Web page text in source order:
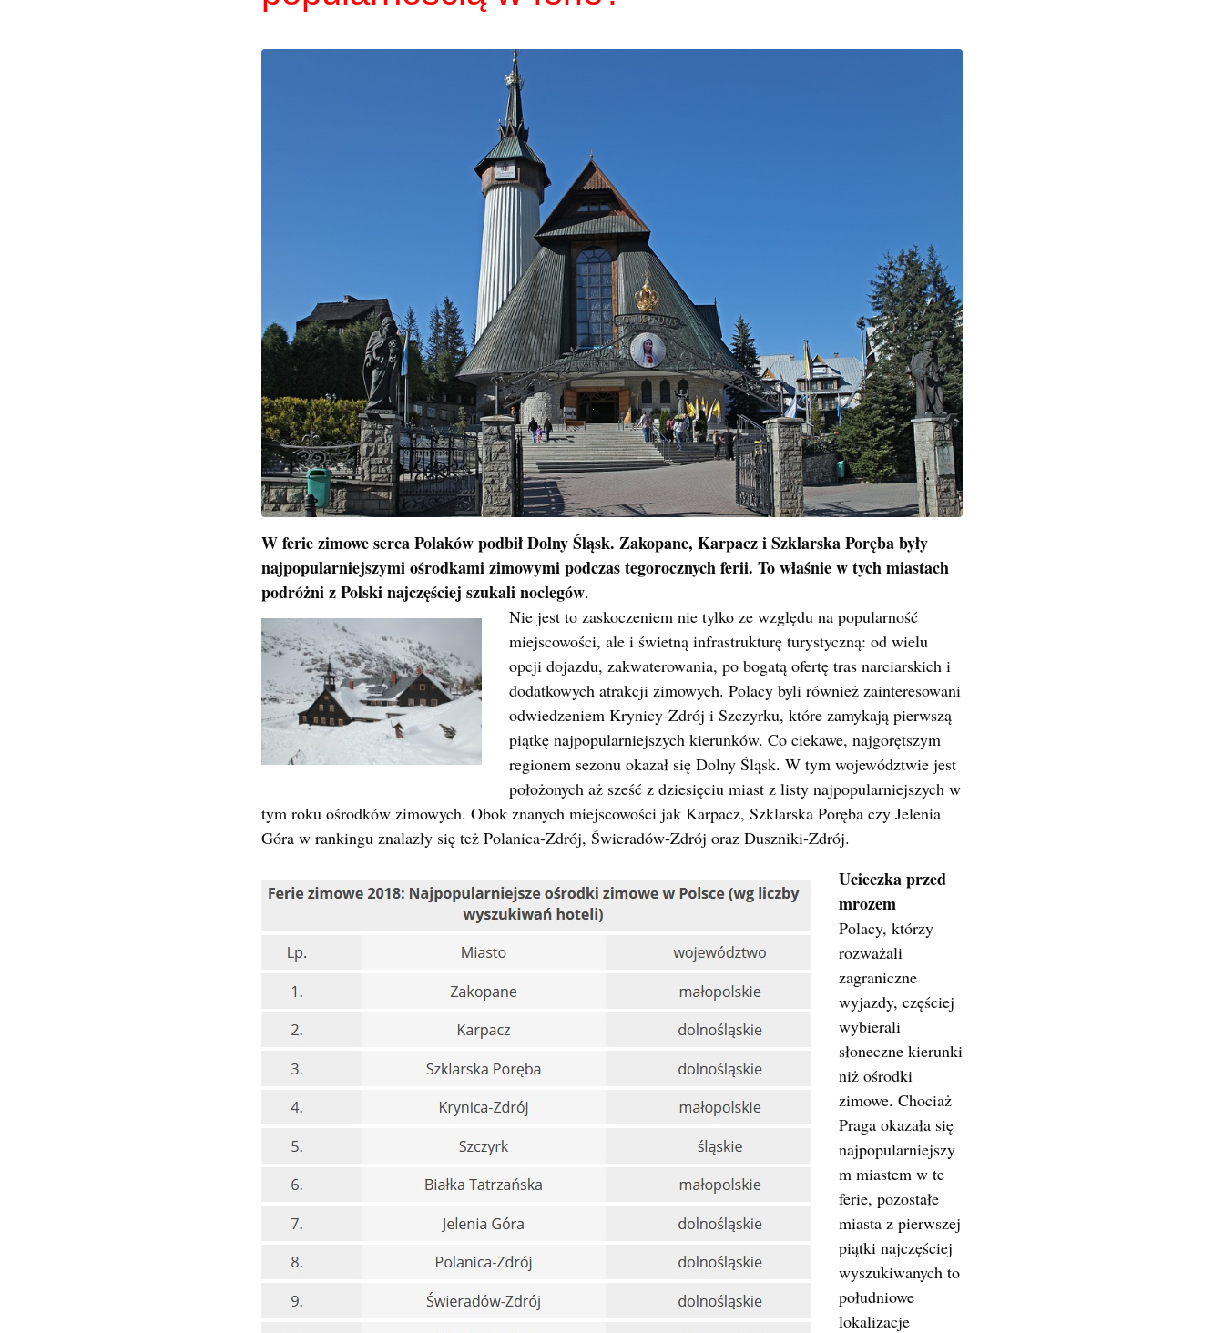
W ferie zimowe serca Polaków podbił Dolny Śląsk. Zakopane, Karpacz i Szklarska Poręba były
najpopularniejszymi ośrodkami zimowymi podczas tegorocznych ferii. To właśnie w tych miastach
podróżni z Polski najczęściej szukali noclegów.
Nie jest to zaskoczeniem nie tylko ze względu na popularność
miejscowości, ale i świetną infrastrukturę turystyczną: od wielu
opcji dojazdu, zakwaterowania, po bogatą ofertę tras narciarskich i
dodatkowych atrakcji zimowych. Polacy byli również zainteresowani
odwiedzeniem Krynicy-Zdrój i Szczyrku, które zamykają pierwszą
piątkę najpopularniejszych kierunków. Co ciekawe, najgorętszym
regionem sezonu okazał się Dolny Śląsk. W tym województwie jest
położonych aż sześć z dziesięciu miast z listy najpopularniejszych w
tym roku ośrodków zimowych. Obok znanych miejscowości jak Karpacz, Szklarska Poręba czy Jelenia
Góra w rankingu znalazły się też Polanica-Zdrój, Świeradów-Zdrój oraz Duszniki-Zdrój.
Ucieczka przed
mrozem
Polacy, którzy
rozważali
zagraniczne
wyjazdy, częściej
wybierali
słoneczne kierunki
niż ośrodki
zimowe. Chociaż
Praga okazała się
najpopularniejszy
m miastem w te
ferie, pozostałe
miasta z pierwszej
piątki najczęściej
wyszukiwanych to
południowe
lokalizacje